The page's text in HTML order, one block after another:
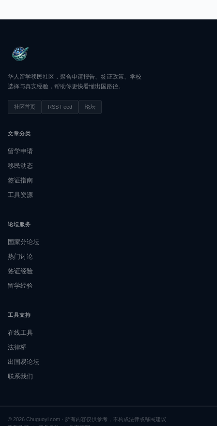
华人留学移民社区，聚合申请报告、签证政策、学校
选择与真实经验，帮助你更快看懂出国路径。
社区首页 RSS Feed 论坛
文章分类
留学申请
移民动态
签证指南
工具资源
论坛服务
国家分论坛
热门讨论
签证经验
留学经验
工具支持
在线工具
法律桥
出国易论坛
联系我们
© 2026 Chuguoyi.com · 所有内容仅供参考，不构成法律或移民建议